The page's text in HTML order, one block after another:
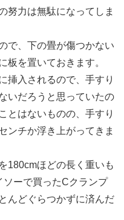
努力は無駄になってしま
で、下の畳が傷つかない
板を置いておきます。
挿入されるので、手すり
いだろうと思っていたの
とはないものの、手すり
ンチか浮き上がってきま
180cmほどの長く重いも
ーで買ったCクランプ
んどぐらつかずに済んだ